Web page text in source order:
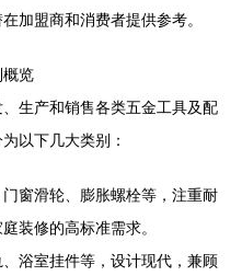
加盟商和消费者提供参考。
概览
生产和销售各类五金工具及配
以下几大类别：
窗滑轮、膨胀螺栓等，注重耐
装修的高标准需求。
浴室挂件等，设计现代，兼顾